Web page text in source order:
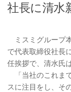
社長に清水
ミスミグループ
で代表取締役社長
任挨拶で、清水氏
「当社のこれま
スに注目をし、そ